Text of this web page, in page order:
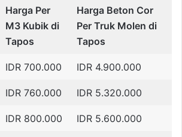
Harga Per
M3 Kubik di
Tapos
Harga Beton Cor
Per Truk Molen di
Tapos
IDR 700.000 IDR 4.900.000
IDR 760.000 IDR 5.320.000
IDR 800.000 IDR 5.600.000